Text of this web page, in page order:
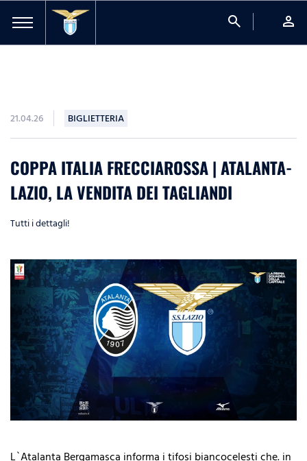
search person
21.04.26 BIGLIETTERIA
COPPA ITALIA FRECCIAROSSA | ATALANTA-
LAZIO, LA VENDITA DEI TAGLIANDI
Tutti i dettagli!
L`Atalanta Bergamasca informa i tifosi biancocelesti che. in